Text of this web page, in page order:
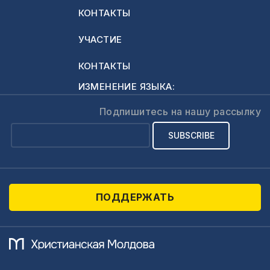
свою жизнь.…КОНТАКТЫ
УЧАСТИЕ
КОНТАКТЫ
ИЗМЕНЕНИЕ ЯЗЫКА:
Подпишитесь на нашу рассылку
ПОДДЕРЖАТЬ